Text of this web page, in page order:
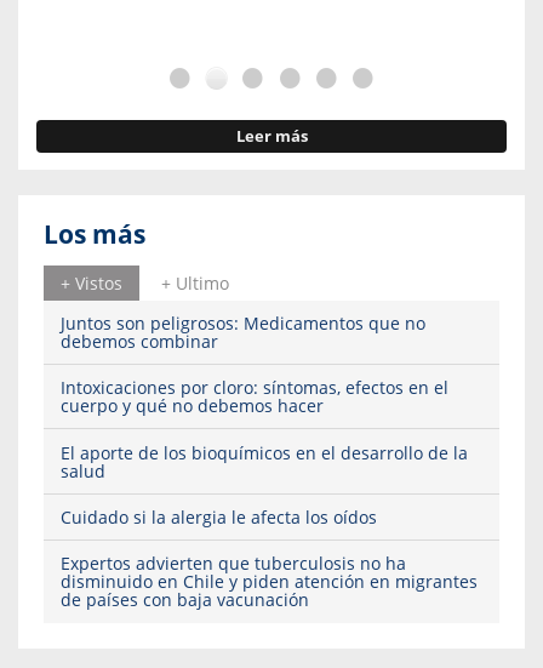
Leer más
Los más
+ Vistos
+ Ultimo
Juntos son peligrosos: Medicamentos que no
debemos combinar
Intoxicaciones por cloro: síntomas, efectos en el
cuerpo y qué no debemos hacer
El aporte de los bioquímicos en el desarrollo de la
salud
Cuidado si la alergia le afecta los oídos
Expertos advierten que tuberculosis no ha
disminuido en Chile y piden atención en migrantes
de países con baja vacunación